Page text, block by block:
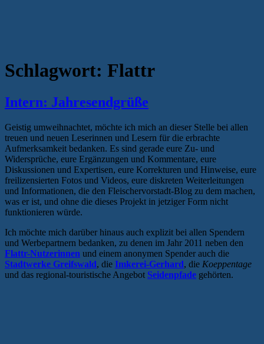
Schlagwort: Flattr
Intern: Jahresendgrüße
Geistig umweihnachtet, möchte ich mich an dieser Stelle bei allen
treuen und neuen Leserinnen und Lesern für die erbrachte
Aufmerksamkeit bedanken. Es sind gerade eure Zu- und
Widersprüche, eure Ergänzungen und Kommentare, eure
Diskussionen und Expertisen, eure Korrekturen und Hinweise, eure
freilizensierten Fotos und Videos, eure diskreten Weiterleitungen
und Informationen, die den Fleischervorstadt-Blog zu dem machen,
was er ist, und ohne die dieses Projekt in jetziger Form nicht
funktionieren würde.
Ich möchte mich darüber hinaus auch explizit bei allen Spendern
und Werbepartnern bedanken, zu denen im Jahr 2011 neben den
Flattr-Nutzerinnen und einem anonymen Spender auch die
Stadtwerke Greifswald, die Imkerei-Gerhard, die Koeppentage
und das regional-touristische Angebot Seidenpfade gehörten.